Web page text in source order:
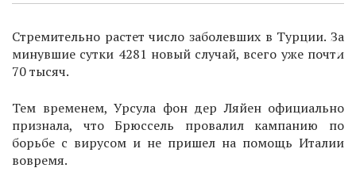
Стремительно растет число заболевших в Турции. За
минувшие сутки 4281 новый случай, всего уже почти
70 тысяч.
Тем временем, Урсула фон дер Ляйен официально
признала, что Брюссель провалил кампанию по
борьбе с вирусом и не пришел на помощь Италии
вовремя.